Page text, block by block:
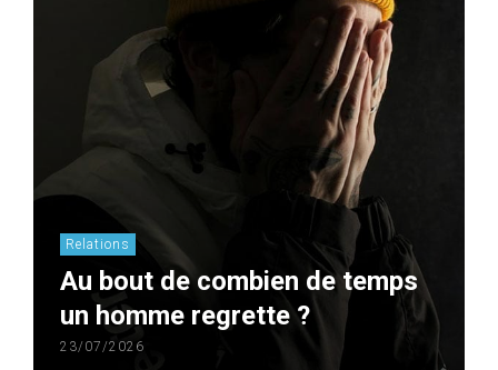
Relations
Au bout de combien de temps
un homme regrette ?
23/07/2026